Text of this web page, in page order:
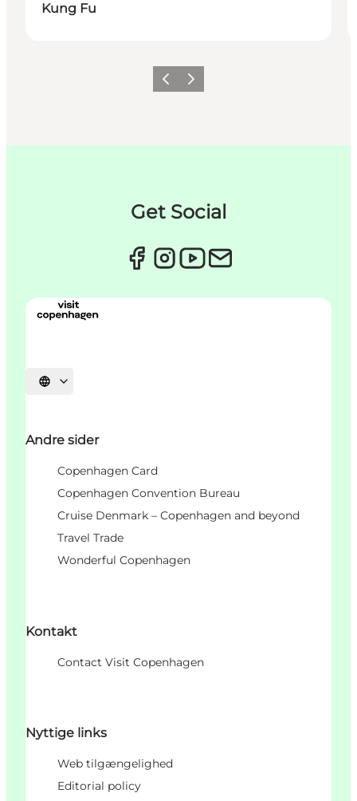
Kung Fu
ForrigeNæste
Get Social
Vælg sprog
Andre sider
Copenhagen Card
Copenhagen Convention Bureau
Cruise Denmark – Copenhagen and beyond
Travel Trade
Wonderful Copenhagen
Kontakt
Contact Visit Copenhagen
Nyttige links
Web tilgængelighed
Editorial policy